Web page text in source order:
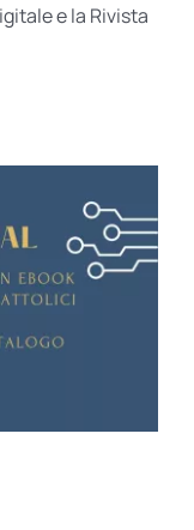
e la Rivista